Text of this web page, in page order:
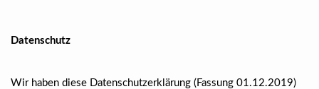
Datenschutz
Wir haben diese Datenschutzerklärung (Fassung 01.12.2019)